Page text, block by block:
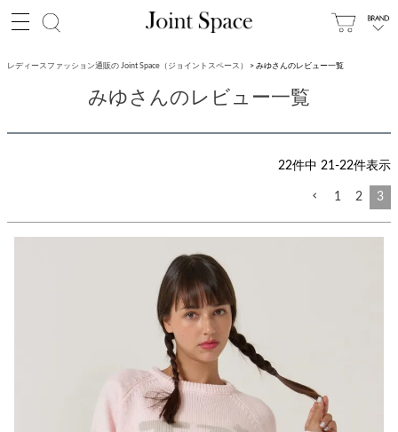
レディースファッション通販の Joint Space（ジョイントスペース） みゆさんのレビュー一覧
みゆさんのレビュー一覧
22件中 21-22件表示
1 2 3